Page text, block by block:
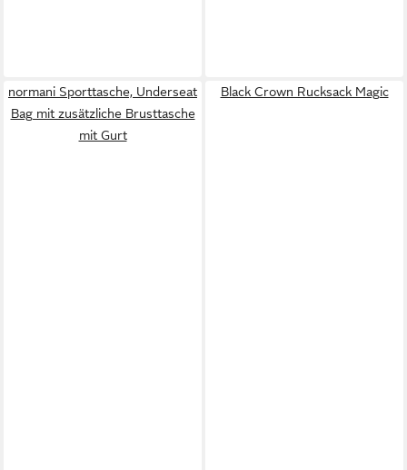
normani Sporttasche, Underseat
Bag mit zusätzliche Brusttasche
mit Gurt
Black Crown Rucksack Magic